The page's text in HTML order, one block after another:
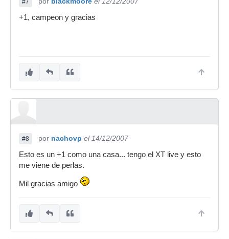
#7
+1, campeon y gracias
#8 por nachovp el 14/12/2007
Esto es un +1 como una casa... tengo el XT live y esto
me viene de perlas.
Mil gracias amigo